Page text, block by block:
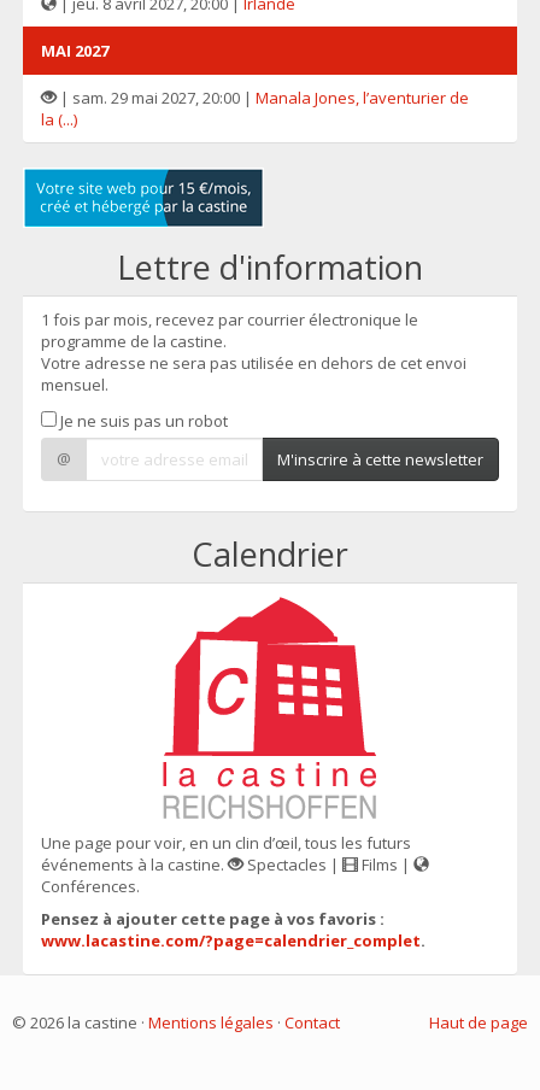
MAI 2027
| sam. 29 mai 2027, 20:00 | Manala Jones, l’aventurier de
la (...)
Lettre d'information
1 fois par mois, recevez par courrier électronique le
programme de la castine.
Votre adresse ne sera pas utilisée en dehors de cet envoi
mensuel.
Je ne suis pas un robot
@
M'inscrire à cette newsletter
Calendrier
Une page pour voir, en un clin d’œil, tous les futurs
événements à la castine.
Spectacles |
Films |
Conférences.
Pensez à ajouter cette page à vos favoris :
www.lacastine.com/?page=calendrier_complet.
Haut de page
© 2026 la castine · Mentions légales · Contact